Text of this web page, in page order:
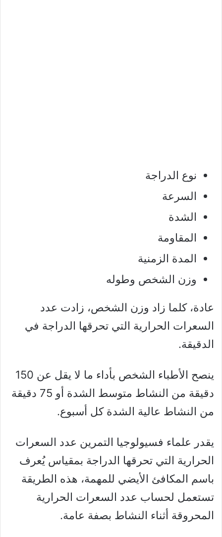
نوع الدراجة
السرعة
الشدة
المقاومة
المدة الزمنية
وزن الشخص وطوله
عادة، كلما زاد وزن الشخص، زادت عدد
السعرات الحرارية التي تحرقها الدراجة في
الدقيقة.
ينصح الأطباء الشخص بأداء ما لا يقل عن 150
دقيقة من النشاط متوسط ​​الشدة أو 75 دقيقة
من النشاط عالية الشدة كل أسبوع.
يقدر علماء فسيولوجيا التمرين عدد السعرات
الحرارية التي تحرقها الدراجة بمقياس يُعرف
باسم المكافئ الأيضي للمهمة، هذه الطريقة
تستعمل لحساب عدد السعرات الحرارية
المحروقة أثناء النشاط بصفة عامة.